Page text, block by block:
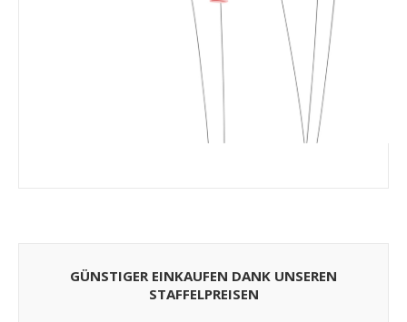
GÜNSTIGER EINKAUFEN DANK UNSEREN
STAFFELPREISEN